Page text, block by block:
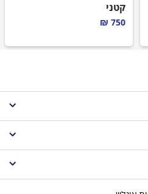
קטני
עוגת יום הולדת מעוצבת לילדים
750 ₪